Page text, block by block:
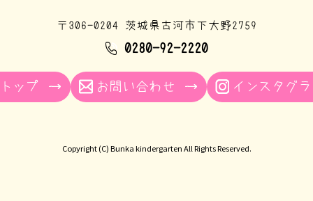
〒306-0204 茨城県古河市下大野2759
0280-92-2220
ップ お問い合わせ インスタグ
Copyright (C)Bunka kindergartenAll Rights Reserved.